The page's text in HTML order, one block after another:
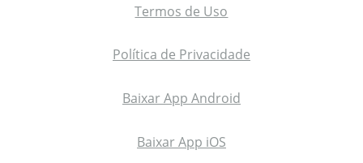
Termos de Uso
Política de Privacidade
Baixar App Android
Baixar App iOS